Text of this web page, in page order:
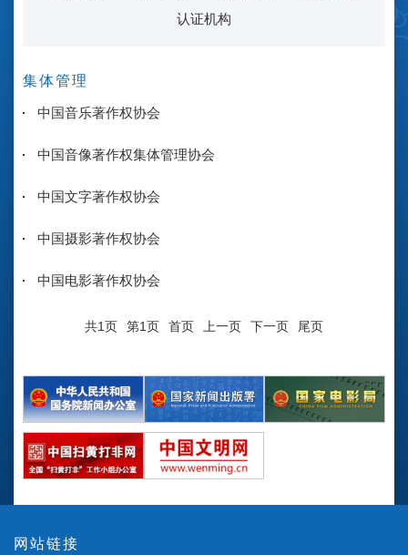
认证机构
集体管理
中国音乐著作权协会
中国音像著作权集体管理协会
中国文字著作权协会
中国摄影著作权协会
中国电影著作权协会
共1页 第1页 首页 上一页 下一页 尾页
网站链接